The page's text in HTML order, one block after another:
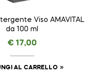
Viso AMAVITAL
da 100 ml
€17,00
AL CARRELLO